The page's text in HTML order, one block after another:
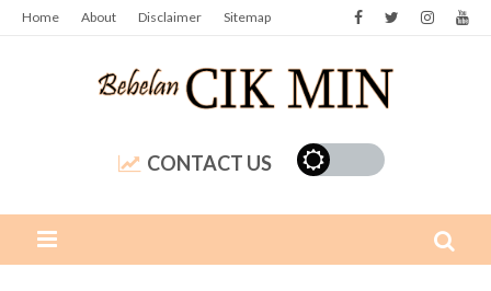
Home About Disclaimer Sitemap
CONTACT US